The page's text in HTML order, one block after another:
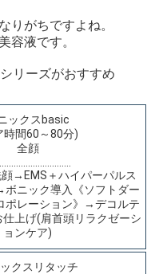
りがちですよね。
容液です。
リーズがおすすめ
ックスbasic
時間60～80分)
全顔
→EMS＋ハイパーパルス
ニック導入《ソフトダー
ポレーション》→デコルテ
上げ(肩首頭リラクゼーシ
ョンケア)
クスリタッチ